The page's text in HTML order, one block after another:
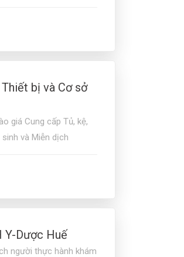
bị và Cơ sở
giá Cung cấp Tủ, kệ,
và Miễn dịch
Y-Dược Huế
người thực hành khám